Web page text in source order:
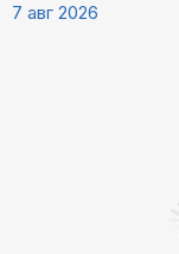
7 авг 2026